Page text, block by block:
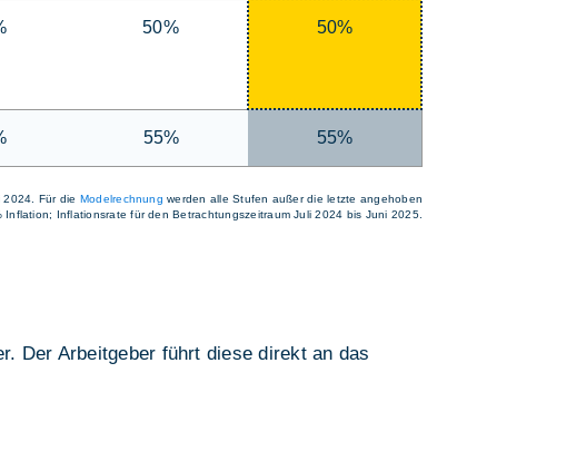
50% 50%
55% 55%
Für die Modelrechnung werden alle Stufen außer die letzte angehoben
Inflation; Inflationsrate für den Betrachtungszeitraum Juli 2024 bis Juni 2025.
Der Arbeitgeber führt diese direkt an das